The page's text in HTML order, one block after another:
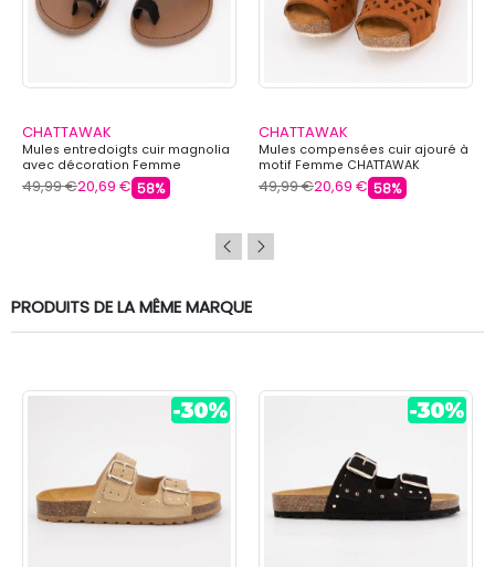
CHATTAWAK
Mules entredoigts cuir magnolia
avec décoration Femme
CHATTAWAK
49,99 €20,69 € 58%
CHATTAWAK
Mules compensées cuir ajouré à
motif Femme CHATTAWAK
49,99 €20,69 € 58%
PRODUITS DE LA MÊME MARQUE